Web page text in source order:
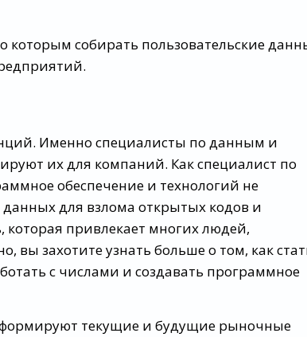
собирать пользовательские
Именно специалисты по данным и
их для компаний. Как специалист по
обеспечение и технологий не
для взлома открытых кодов и
привлекает многих людей,
захотите узнать больше о том, как
с числами и создавать программное
текущие и будущие рыночные